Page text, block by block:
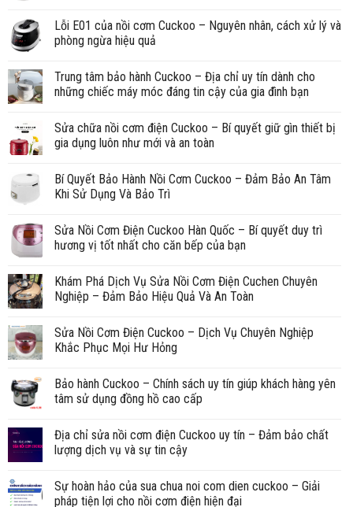
Lỗi E01 của nồi cơm Cuckoo – Nguyên nhân, cách xử lý và
phòng ngừa hiệu quả
Trung tâm bảo hành Cuckoo – Địa chỉ uy tín dành cho
những chiếc máy móc đáng tin cậy của gia đình bạn
Sửa chữa nồi cơm điện Cuckoo – Bí quyết giữ gìn thiết bị
gia dụng luôn như mới và an toàn
Bí Quyết Bảo Hành Nồi Cơm Cuckoo – Đảm Bảo An Tâm
Khi Sử Dụng Và Bảo Trì
Sửa Nồi Cơm Điện Cuckoo Hàn Quốc – Bí quyết duy trì
hương vị tốt nhất cho căn bếp của bạn
Khám Phá Dịch Vụ Sửa Nồi Cơm Điện Cuchen Chuyên
Nghiệp – Đảm Bảo Hiệu Quả Và An Toàn
Sửa Nồi Cơm Điện Cuckoo – Dịch Vụ Chuyên Nghiệp
Khắc Phục Mọi Hư Hỏng
Bảo hành Cuckoo – Chính sách uy tín giúp khách hàng yên
tâm sử dụng đồng hồ cao cấp
Địa chỉ sửa nồi cơm điện Cuckoo uy tín – Đảm bảo chất
lượng dịch vụ và sự tin cậy
Sự hoàn hảo của sua chua noi com dien cuckoo – Giải
pháp tiện lợi cho nồi cơm điện hiện đại